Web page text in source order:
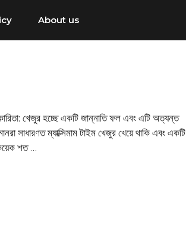
About us
খেজুর হচ্ছে একটি জান্নাতি ফল এবং এটি অত্যন্ত
সাধারণত ম্যাক্সিমাম টাইম খেজুর খেয়ে থাকি এবং একটি
শত …